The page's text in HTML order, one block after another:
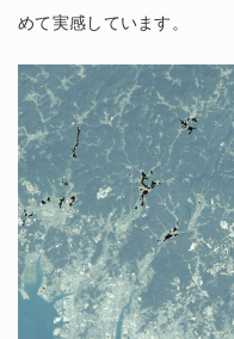
めて実感しています。